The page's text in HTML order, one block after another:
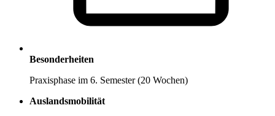
Besonderheiten
Praxisphase im 6. Semester (20 Wochen)
Auslandsmobilität